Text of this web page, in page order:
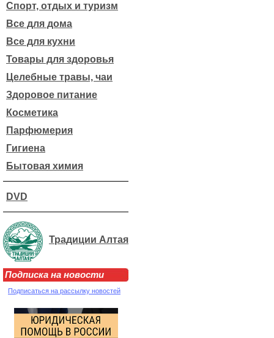
Спорт, отдых и туризм
Все для дома
Все для кухни
Товары для здоровья
Целебные травы, чаи
Здоровое питание
Косметика
Парфюмерия
Гигиена
Бытовая химия
DVD
Традиции Алтая
Подписка на новости
Подписаться на рассылку новостей